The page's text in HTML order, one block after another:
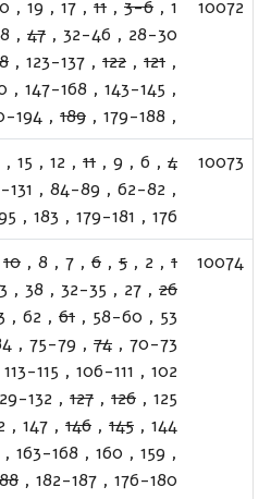
10072
1
,
3-6
,
11
,
17
,
19
,
28-30
,
32-46
,
47
,
,
121
,
122
,
123-137
,
,
143-145
,
147-168
,
,
179-188
,
189
,
194
10073
4
,
6
,
9
,
11
,
12
,
15
,
,
62-82
,
84-89
,
131
176
,
179-181
,
183
,
10074
1
,
2
,
5
,
6
,
7
,
8
,
10
26
,
27
,
32-35
,
38
,
53
,
58-60
,
61
,
62
,
70-73
,
74
,
75-79
,
102
,
106-111
,
113-115
125
,
126
,
127
,
132
144
,
145
,
146
,
147
,
,
159
,
160
,
163-168
,
176-180
,
182-187
,